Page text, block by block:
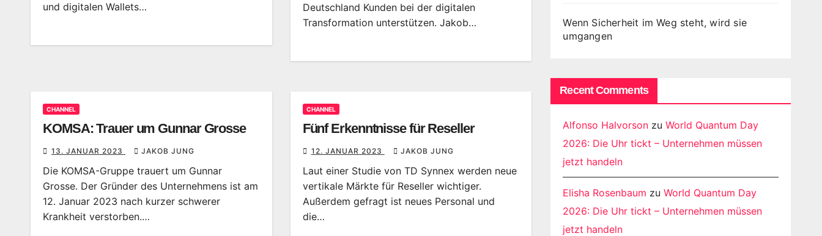
und digitalen Wallets…
Deutschland Kunden bei der digitalen
Transformation unterstützen. Jakob…
CHANNEL
KOMSA: Trauer um Gunnar Grosse
13. JANUAR 2023 JAKOB JUNG
Die KOMSA-Gruppe trauert um Gunnar
Grosse. Der Gründer des Unternehmens ist am
12. Januar 2023 nach kurzer schwerer
Krankheit verstorben.…
CHANNEL
Fünf Erkenntnisse für Reseller
12. JANUAR 2023 JAKOB JUNG
Laut einer Studie von TD Synnex werden neue
vertikale Märkte für Reseller wichtiger.
Außerdem gefragt ist neues Personal und
die…
Wenn Sicherheit im Weg steht, wird sie
umgangen
Recent Comments
Alfonso Halvorson zuWorld Quantum Day
2026: Die Uhr tickt – Unternehmen müssen
jetzt handeln
Elisha Rosenbaum zuWorld Quantum Day
2026: Die Uhr tickt – Unternehmen müssen
jetzt handeln